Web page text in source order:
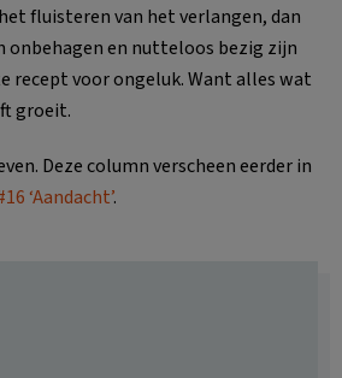
fluisteren van het verlangen, dan
onbehagen en nutteloos bezig zijn
recept voor ongeluk. Want alles wat
groeit.
Deze column verscheen eerder in
‘Aandacht’.